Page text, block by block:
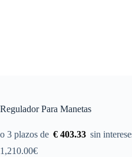
Regulador Para Manetas
€ 403.33
1,210.00€